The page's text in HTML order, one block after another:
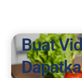
Buat